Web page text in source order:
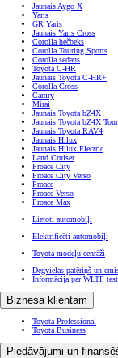
Jaunais Aygo X
Yaris
GR Yaris
Jaunais Yaris Cross
Corolla hečbeks
Corolla Touring Sports
Corolla sedans
Toyota C-HR
Jaunais Toyota C-HR+
Corolla Cross
Camry
Mirai
Jaunais Toyota bZ4X
Jaunais Toyota bZ4X
Jaunais Toyota RAV4
Jaunais Hilux
Jaunais Hilux Electric
Land Cruiser
Proace City
Proace City Verso
Proace
Proace Verso
Proace Max
Lietoti automobiļi
Elektrificēti automobiļi
Toyota modeļu cenrāži
Degvielas patēriņš un
Informācija par WLTP
Biznesa klientam
Toyota Professional
Toyota Business
Piedāvājumi un